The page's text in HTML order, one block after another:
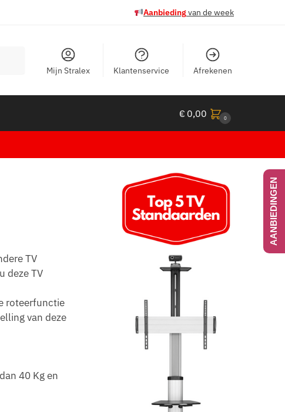
Aanbiedingvan de week
Mijn Stralex Klantenservice Afrekenen
€ 0,00 0
TV
deze TV
roteerfunctie
van deze
40 Kg en
AANBIEDINGEN